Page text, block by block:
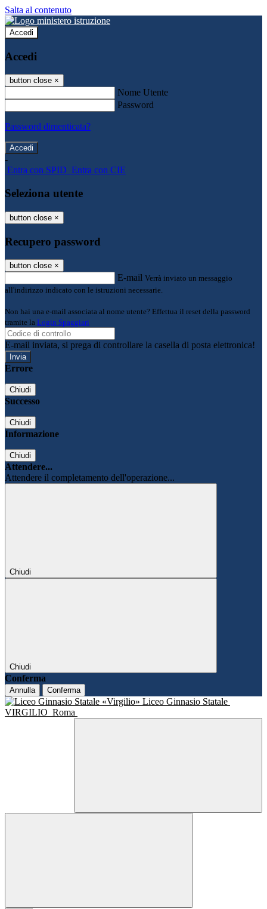
Salta al contenuto
Accedi
Accedi
button close ×
Nome Utente
Password
Password dimenticata?
-
Entra con SPID Entra con CIE
Seleziona utente
button close ×
Recupero password
button close ×
E-mail Verrà inviato un messaggio
all'indirizzo indicato con le istruzioni necessarie.
Non hai una e-mail associata al nome utente? Effettua il reset della password
tramite la Login Spaggiari
E-mail inviata, si prega di controllare la casella di posta elettronica!
Errore
Chiudi
Successo
Chiudi
Informazione
Chiudi
Attendere...
Attendere il completamento dell'operazione...
Chiudi
Chiudi
Conferma
Annulla Conferma
Liceo Ginnasio Statale
VIRGILIO Roma